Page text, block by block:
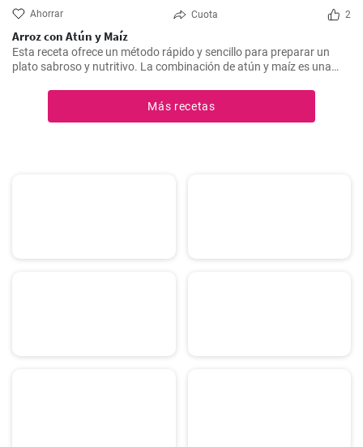
Ahorrar Cuota 2
Arroz con Atún y Maíz
Esta receta ofrece un método rápido y sencillo para preparar un
plato sabroso y nutritivo. La combinación de atún y maíz es una
dieta diaria.
Más recetas